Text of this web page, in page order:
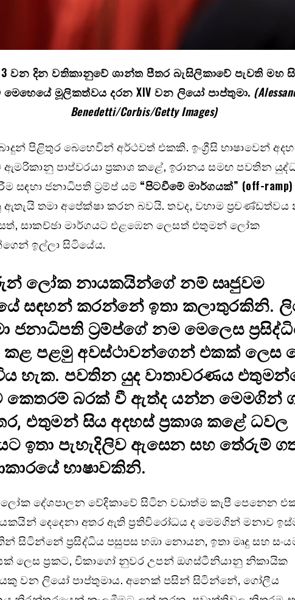
3 වන දින වතිකානුවේ ශාන්ත පීතර බැසිලිකාවේ පැවති මහ
මෙහෙයේ මූලිකත්වය දරන XIV වන ලියෝ පාප්තුමා.
Benedetti/Corbis/Getty Images)
පිළිතුර බෙහෙවින් අර්ථවත් එකකි. ඉංග්‍රීසි භාෂාවෙන්
ඇමරිකානු පාප්වරයා ප්‍රකාශ කළේ, ඉරානය සමඟ පවතින
සඳහා ජනාධිපති ට්‍රම්ප් යම් “පිටවීමේ මාර්ගයක්” (off-ramp)
තමා අපේක්ෂා කරන බවයි. තවද, වහාම
සාකච්ඡා මාර්ගයට එළඹෙන ලෙසත් එතුමන් ලෝක
ඉල්ලා සිටියේය.
ලෝක නායකයින්ගේ නම් සෘජුවම
සඳහන් කරන්නේ ඉතා කලාතුරකිනි.
ජනාධිපති ට්‍රම්ප්ගේ නම මෙලෙස
කළ පළමු අවස්ථාවන්ගෙන් එකක් ලෙස
හැක. පවතින යුද වාතාවරණය
කෙතරම් බරක් වී ඇත්ද යන්න මෙමගින්
එතුමන් සිය අදහස් ප්‍රකාශ කළේ ධවල
ඉතා පැහැදිලිව ඇසෙන සහ තේරුම්
භාෂාවකිනි.
දේශපාලන වේදිකාවේ සිටින වඩාත්ම කැපී පෙනෙන
දෙදෙනා අතර ඇති ප්‍රතිවිරෝධය ද මෙමගින් මනාව
සිටින්නේ ප්‍රසිද්ධිය පසුපස හඹා නොයන, ඉතා මෘදු සහ
ලෙස ප්‍රකට, චිකාගෝ නුවර උපන් ඔගස්ටීනියානු නිකායික
වන ලියෝ පාප්තුමාය. අනෙක් පසින් සිටින්නේ, ගෝලීය